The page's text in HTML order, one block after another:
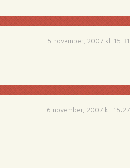
5 november, 2007 kl. 15:31
6 november, 2007 kl. 15:27